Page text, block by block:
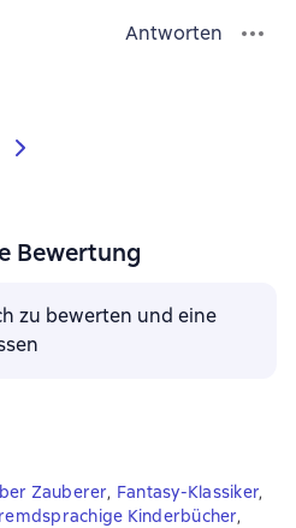
Antworten
Bewertung
zu bewerten und eine
Zauberer, Fantasy-Klassiker,
Kinderbücher,